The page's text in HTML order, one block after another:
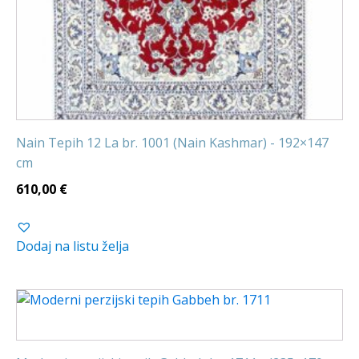
Nain Tepih 12 La br. 1001 (Nain Kashmar) - 192×147
cm
610,00 €
Dodaj na listu želja